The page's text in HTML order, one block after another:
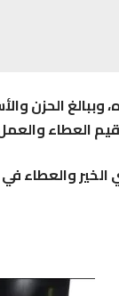
الحزن
العطاء
الخير